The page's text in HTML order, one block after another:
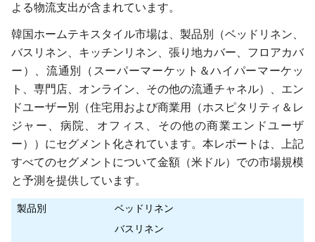
よる物流支出が含まれています。
韓国ホームテキスタイル市場は、製品別（ベッドリネン、
バスリネン、キッチンリネン、張り地カバー、フロアカバ
ー）、流通別（スーパーマーケット＆ハイパーマーケッ
ト、専門店、オンライン、その他の流通チャネル）、エン
ドユーザー別（住宅用および商業用（ホスピタリティ＆レ
ジャー、病院、オフィス、その他の商業エンドユーザ
ー））にセグメント化されています。本レポートは、上記
すべてのセグメントについて金額（米ドル）での市場規模
と予測を提供しています。
製品別
ベッドリネン
バスリネン